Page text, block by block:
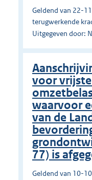
Geldend van 22-
terugwerkende
Uitgegeven door:
voor
waarvoor
van de
77) is
Geldend van 10-